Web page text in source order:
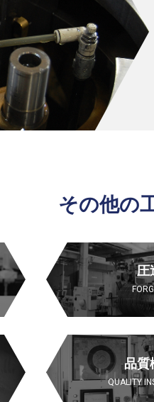
その他の
圧
品質
QUALITY